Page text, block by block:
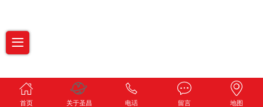
首页 关于圣昌 电话 留言 地图